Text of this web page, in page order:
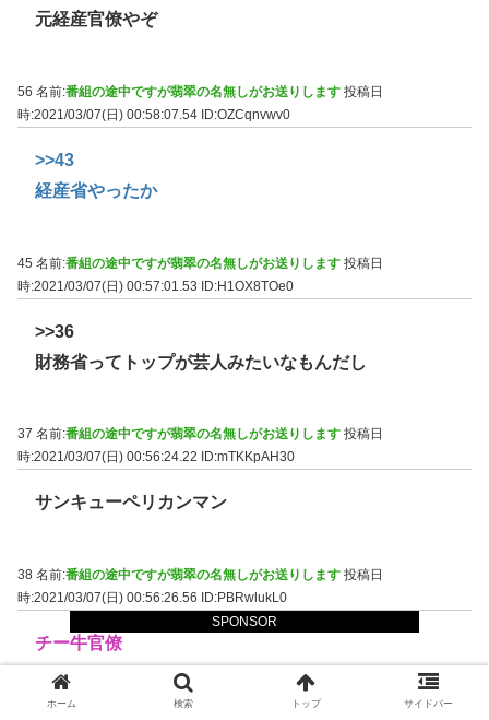
SPONSOR
元経産官僚やぞ
56 名前:番組の途中ですが翡翠の名無しがお送りします 投稿日
時:2021/03/07(日) 00:58:07.54 ID:OZCqnvwv0
>>43
経産省やったか
45 名前:番組の途中ですが翡翠の名無しがお送りします 投稿日
時:2021/03/07(日) 00:57:01.53 ID:H1OX8TOe0
>>36
財務省ってトップが芸人みたいなもんだし
37 名前:番組の途中ですが翡翠の名無しがお送りします 投稿日
時:2021/03/07(日) 00:56:24.22
ID:mTKKpAH30
サンキューペリカンマン
38 名前:番組の途中ですが翡翠の名無しがお送りします 投稿日
時:2021/03/07(日) 00:56:26.56 ID:PBRwlukL0
チー牛官僚
ホーム 検索 トップ サイドバー